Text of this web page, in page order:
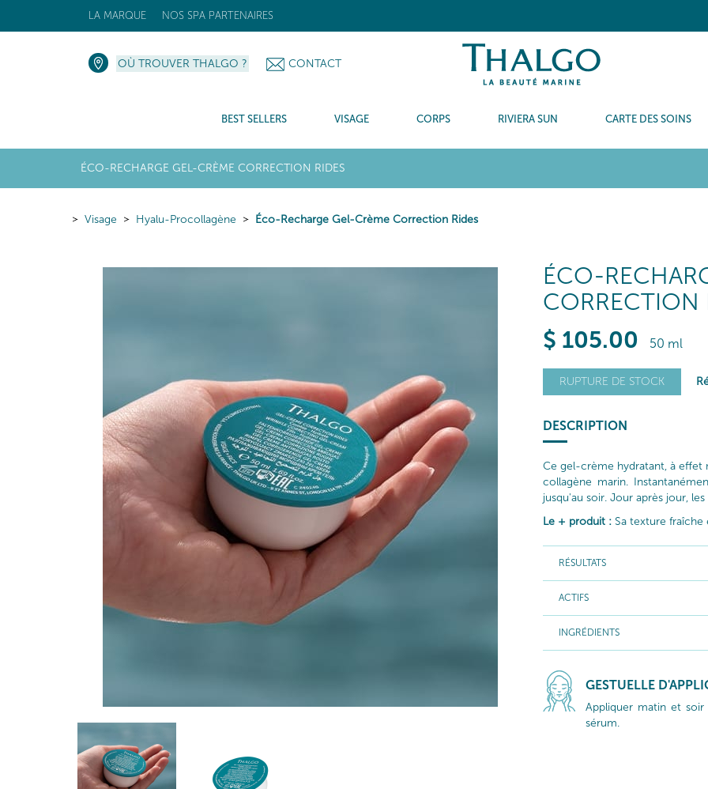
LA MARQUE NOS SPA PARTENAIRES
OÙ TROUVER THALGO ? CONTACT
BEST SELLERS VISAGE CORPS RIVIERA SUN CARTE DES SOINS
ÉCO-RECHARGE GEL-CRÈME CORRECTION RIDES
Visage Hyalu-Procollagène Éco-Recharge Gel-Crème Correction Rides
ÉCO-
CORRECTION
$ 105.00 50 ml
RUPTURE DE STOCK
DESCRIPTION
Ce gel-crème hydratant, à effet
collagène marin.
jusqu'au soir. Jour après jour,
Le + produit : Sa texture
RÉSULTATS
ACTIFS
INGRÉDIENTS
GESTUELLE
Appliquer matin et
sérum.